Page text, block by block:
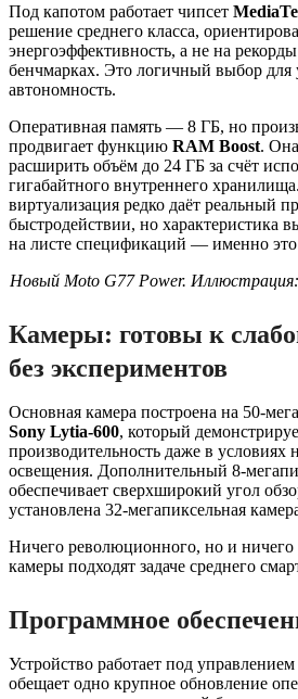
Под капотом работает чипсет
решение среднего класса,
энергоэффективность, а не на
бенчмарках. Это логичный выбор для
автономность.
Оперативная память — 8 ГБ, но
продвигает функцию RAM Boost.
расширить объём до 24 ГБ за счёт
гигабайтного внутреннего
виртуализация редко даёт реальный
быстродействии, но характеристика
на листе спецификаций — именно
Новый Moto G77 Power.
Камеры: готовы к
без экспериментов
Основная камера построена на 50-
Sony Lytia-600, который
производительность даже в условиях
освещения. Дополнительный 8-
обеспечивает сверхширокий угол
установлена 32-мегапиксельная
Ничего революционного, но и
камеры подходят задаче среднего
Программное
Устройство работает под управлением
обещает одно крупное обновление